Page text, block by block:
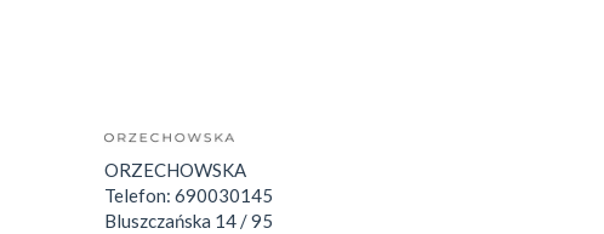
ORZECHOWSKA
Telefon: 690030145
Bluszczańska 14 / 95